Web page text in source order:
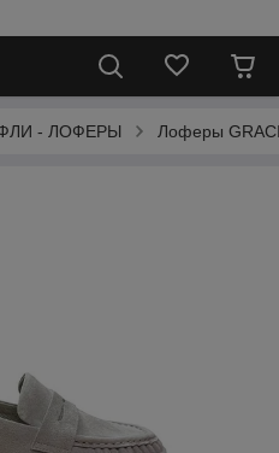
- ЛОФЕРЫ Лоферы